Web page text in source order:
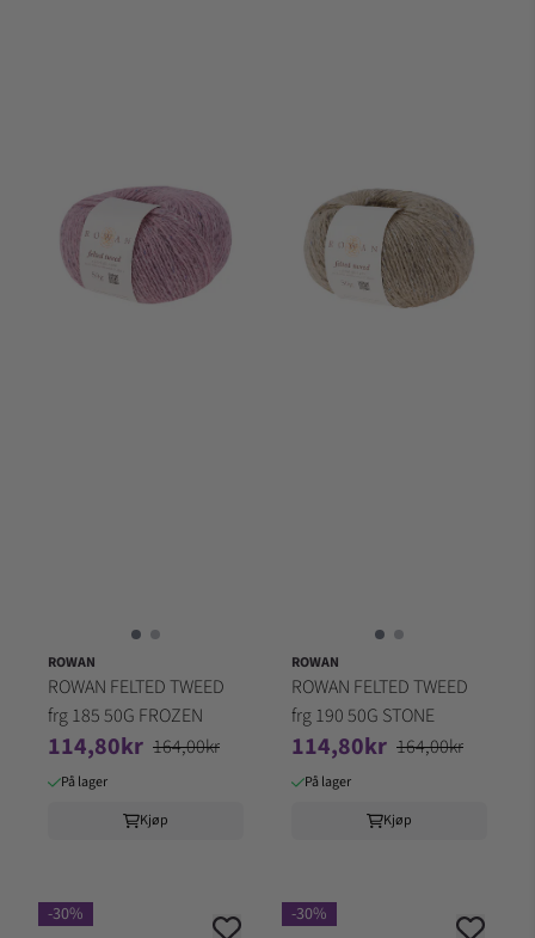
ROWAN
ROWAN FELTED TWEED
frg 185 50G FROZEN
114,80kr 164,00kr
På lager
Kjøp
ROWAN
ROWAN FELTED TWEED
frg 190 50G STONE
114,80kr 164,00kr
På lager
Kjøp
-30% -30%